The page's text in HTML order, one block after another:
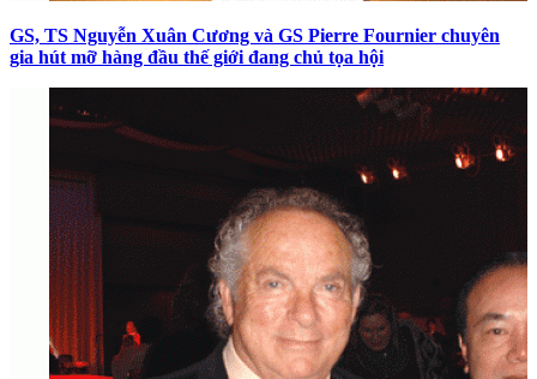
GS, TS Nguyễn Xuân Cương và GS Pierre Fournier chuyên
gia hút mỡ hàng đầu thế giới đang chủ tọa hội